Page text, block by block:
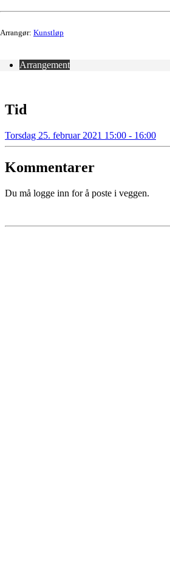
Arrangør: Kunstløp
Arrangement
Tid
Torsdag 25. februar 2021 15:00 - 16:00
Kommentarer
Du må logge inn for å poste i veggen.